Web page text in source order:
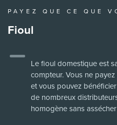
PAYEZ QUE CE QUE
Fioul
Le fioul domestique est
compteur. Vous ne
et vous pouvez
de nombreux
homogène sans